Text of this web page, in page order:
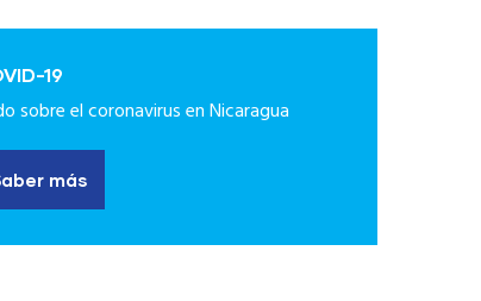
19
sobre el coronavirus en Nicaragua
más